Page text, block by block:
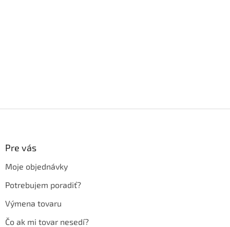
Pre vás
Moje objednávky
Potrebujem poradiť?
Výmena tovaru
Čo ak mi tovar nesedí?